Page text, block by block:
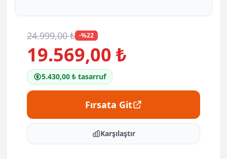
24.999,00 ₺ -%22
19.569,00 ₺
5.430,00 ₺ tasarruf
Fırsata Git
Karşılaştır